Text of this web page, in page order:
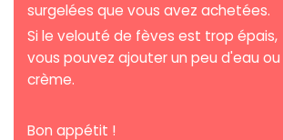
surgelées que vous avez achetées.
Si le velouté de fèves est trop épais,
vous pouvez ajouter un peu d'eau
crème.
Bon appétit !